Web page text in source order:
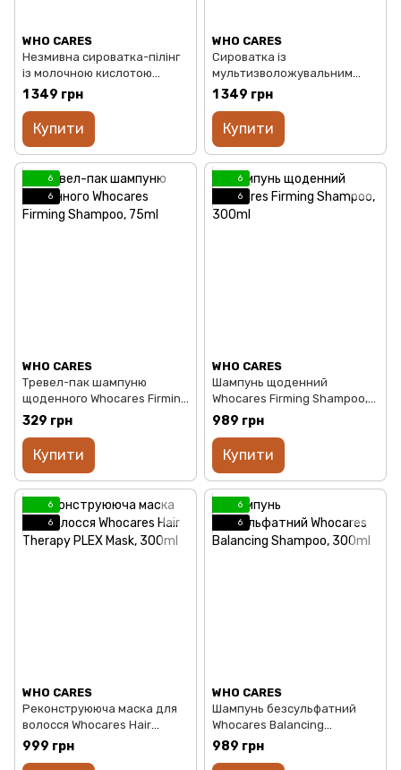
WHO CARES
Незмивна сироватка-пілінг
із молочною кислотою
whocares Gentle Peel Lactic
Acid Serum, 30ml
1 349 грн
Купити
WHO CARES
Сироватка із
мультизволожувальним
комплексом whocares
Moisture Perfection Serum,
30ml
1 349 грн
Купити
6
6
WHO CARES
Тревел-пак шампуню
щоденного Whocares Firming
Shampoo, 75ml
329 грн
Купити
6
6
WHO CARES
Шампунь щоденний
Whocares Firming Shampoo,
300ml
989 грн
Купити
6
6
WHO CARES
Реконструююча маска для
волосся Whocares Hair
Therapy PLEX Mask, 300ml
999 грн
6
6
WHO CARES
Шампунь безсульфатний
Whocares Balancing
Shampoo, 300ml
989 грн